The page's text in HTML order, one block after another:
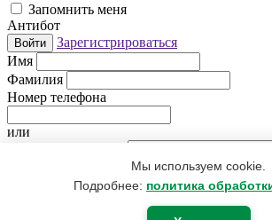
Мы используем cookie.
Подробнее: политика
Запомнить меня
Антибот
Войти
Зарегистрироваться
Имя
Фамилия
Номер телефона
или